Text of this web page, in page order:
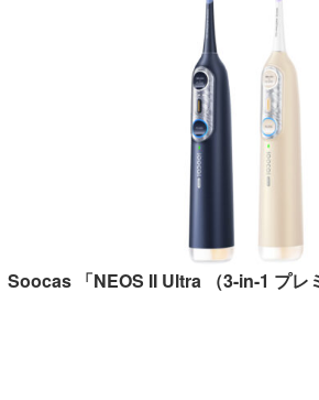
Soocas 「NEOS II Ultra （3-in-1 プレ